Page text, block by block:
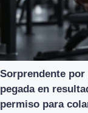
Sorprendente
pegada en
permiso para